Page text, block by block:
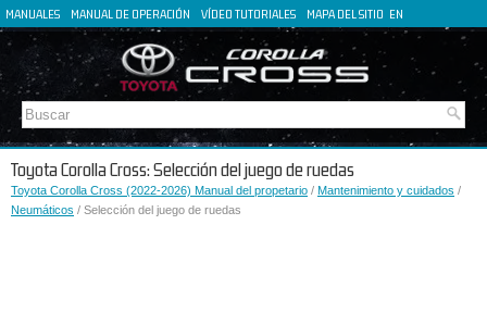
MANUALES MANUAL DE OPERACIÓN VÍDEO TUTORIALES MAPA DEL SITIO EN
FR
IT
Toyota Corolla Cross: Selección del juego de ruedas
Toyota Corolla Cross (2022-2026) Manual del propetario / Mantenimiento y cuidados /
Neumáticos / Selección del juego de ruedas